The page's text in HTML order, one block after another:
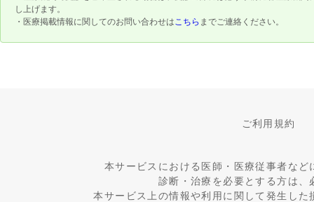
し上げます。
・医療掲載情報に関してのお問い合わせはこちら までご連絡ください。
ご利用規約
本サービスにおける医師・医療従事者な
診断・治療を必要とする方は
本サービス上の情報や利用に関して発生し